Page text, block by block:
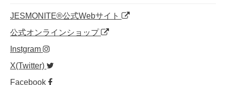
JESMONITE®公式Webサイト
公式オンラインショップ
Instgram
X(Twitter)
Facebook